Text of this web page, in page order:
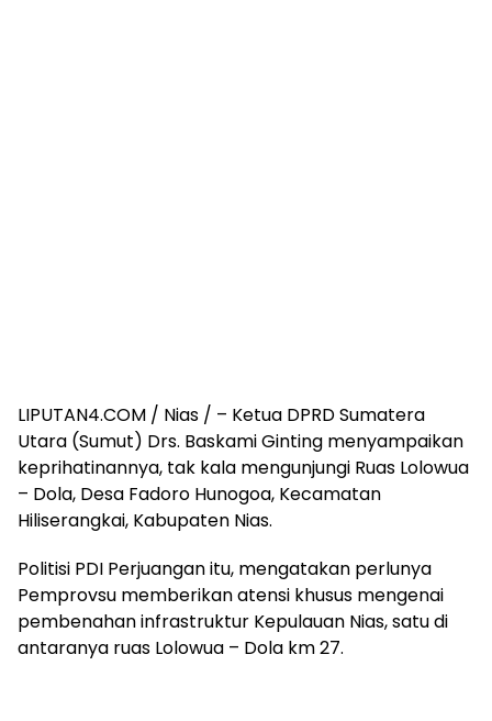
LIPUTAN4.COM / Nias / – Ketua DPRD Sumatera
Utara (Sumut) Drs. Baskami Ginting menyampaikan
keprihatinannya, tak kala mengunjungi Ruas Lolowua
– Dola, Desa Fadoro Hunogoa, Kecamatan
Hiliserangkai, Kabupaten Nias.
Politisi PDI Perjuangan itu, mengatakan perlunya
Pemprovsu memberikan atensi khusus mengenai
pembenahan infrastruktur Kepulauan Nias, satu di
antaranya ruas Lolowua – Dola km 27.